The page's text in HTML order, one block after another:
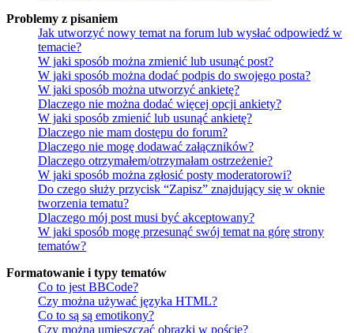
Problemy z pisaniem
Jak utworzyć nowy temat na forum lub wysłać odpowiedź w
temacie?
W jaki sposób można zmienić lub usunąć post?
W jaki sposób można dodać podpis do swojego posta?
W jaki sposób można utworzyć ankietę?
Dlaczego nie można dodać więcej opcji ankiety?
W jaki sposób zmienić lub usunąć ankietę?
Dlaczego nie mam dostępu do forum?
Dlaczego nie mogę dodawać załączników?
Dlaczego otrzymałem/otrzymałam ostrzeżenie?
W jaki sposób można zgłosić posty moderatorowi?
Do czego służy przycisk “Zapisz” znajdujący się w oknie
tworzenia tematu?
Dlaczego mój post musi być akceptowany?
W jaki sposób mogę przesunąć swój temat na górę strony
tematów?
Formatowanie i typy tematów
Co to jest BBCode?
Czy można używać języka HTML?
Co to są są emotikony?
Czy można umieszczać obrazki w poście?